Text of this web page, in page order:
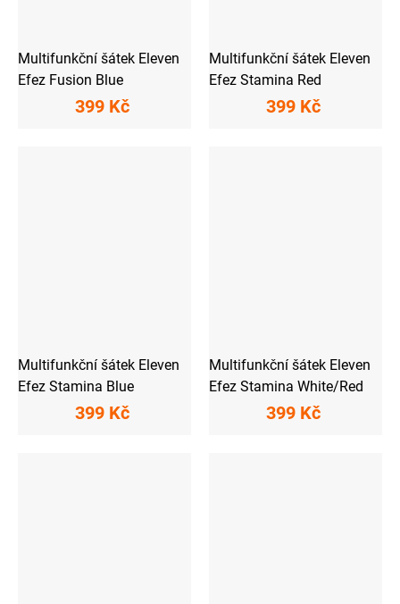
Multifunkční šátek Eleven
Efez Fusion Blue
399 Kč
Multifunkční šátek Eleven
Efez Stamina Red
399 Kč
Multifunkční šátek Eleven
Efez Stamina Blue
399 Kč
Multifunkční šátek Eleven
Efez Stamina White/Red
399 Kč